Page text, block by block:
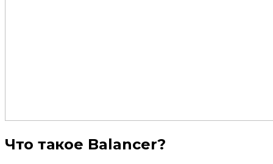
Что такое Balancer?